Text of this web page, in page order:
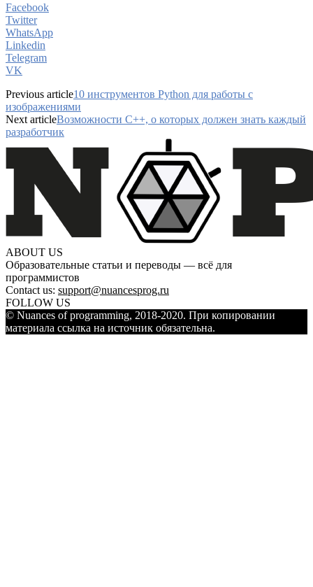
Facebook
Twitter
WhatsApp
Linkedin
Telegram
VK
Previous article10 инструментов Python для работы с
изображениями
Next articleВозможности C++, о которых должен знать каждый
разработчик
ABOUT US
Образовательные статьи и переводы — всё для
программистов
Contact us: support@nuancesprog.ru
FOLLOW US
© Nuances of programming, 2018-2020. При копировании
материала ссылка на источник обязательна.